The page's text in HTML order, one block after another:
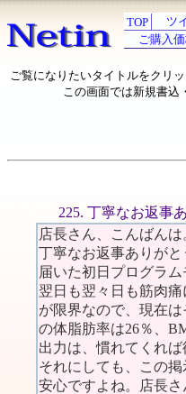
TOP ツ
ご購入
ご覧になりたいタイトルをクリ
この画面では新規書込
225. 丁寧なお返事
店長さん、こんばんは
丁寧なお返事ありがと
届いた初日プログラム
翌日も翌々日も筋肉
が限界なので、現在
の体脂肪率は26％、
出力は、慣れてくれ
それにしても、この
安心ですよね。店長